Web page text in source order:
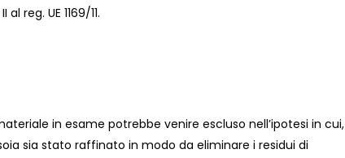
reg. UE 1169/11.
in esame potrebbe venire escluso nell’ipotesi in cui,
sia stato raffinato in modo da eliminare i residui di